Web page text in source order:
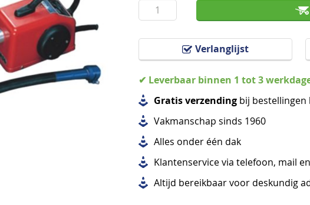
Verlanglijst
✔ Leverbaar binnen 1 tot 3
Gratis verzending bij bestellingen
Vakmanschap sinds 1960
Alles onder één dak
Klantenservice via telefoon, mail
Altijd bereikbaar voor deskundig